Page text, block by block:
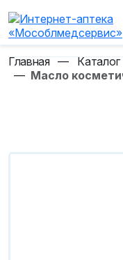
Главная — Каталог
— Масло